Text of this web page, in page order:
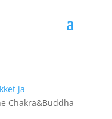
ja
Chakra&Buddha